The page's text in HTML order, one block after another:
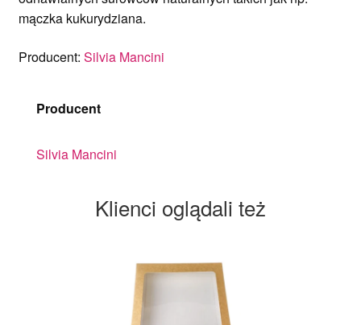
mączka kukurydziana.
Producent: Silvia Mancini
Producent
Silvia Mancini
Klienci oglądali też